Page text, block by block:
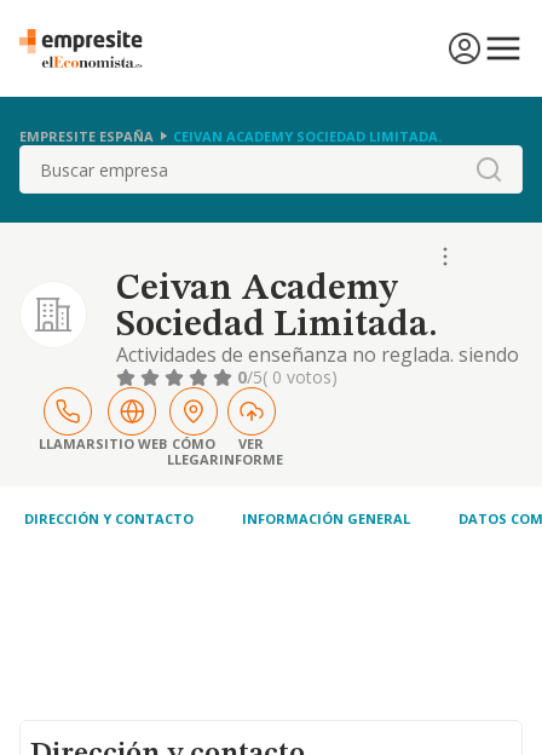
EMPRESITE ESPAÑA CEIVAN ACADEMY SOCIEDAD LIMITADA.
Buscar
Ceivan Academy
Sociedad Limitada.
Actividades de enseñanza no reglada. siendo
el código de clasificación nacional de
actividades económicas (c.n.a.e.) de la
actividad principal el 85.59. otras actividades:
diseño, desarrollo, organización e
impartición de cursos y programas de
estéticos
0/5( 0 votos)
LLAMARSITIO WEB CÓMO
LLEGAR
VER
INFORME
DIRECCIÓN Y CONTACTO INFORMACIÓN GENERAL DATOS